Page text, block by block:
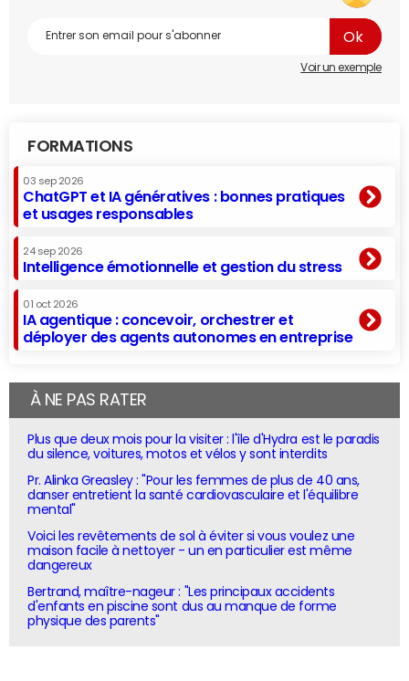
Voir un exemple
FORMATIONS
03 sep 2026
ChatGPT et IA génératives : bonnes pratiques
et usages responsables
24 sep 2026
Intelligence émotionnelle et gestion du stress
01 oct 2026
IA agentique : concevoir, orchestrer et
déployer des agents autonomes en entreprise
À NE PAS RATER
Plus que deux mois pour la visiter : l'île d'Hydra est le paradis
du silence, voitures, motos et vélos y sont interdits
Pr. Alinka Greasley : "Pour les femmes de plus de 40 ans,
danser entretient la santé cardiovasculaire et l'équilibre
mental"
Voici les revêtements de sol à éviter si vous voulez une
maison facile à nettoyer - un en particulier est même
dangereux
Bertrand, maître-nageur : "Les principaux accidents
d'enfants en piscine sont dus au manque de forme
physique des parents"